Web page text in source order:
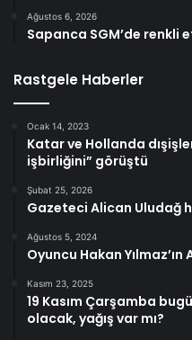
Ağustos 6, 2026
Sapanca SGM’de renkli
Rastgele Haberler
Ocak 14, 2023
Katar ve Hollanda
işbirliğini” görüştü
Şubat 25, 2026
Gazeteci Alican Uludağ
Ağustos 5, 2024
Oyuncu Hakan Yılmaz’ın
Kasım 23, 2025
19 Kasım Çarşamba
olacak, yağış var mı?